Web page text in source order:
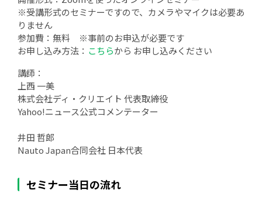
※受講形式のセミナーですので、カメラやマイクは必要あ
りません
参加費：無料 ※事前のお申込が必要です
お申し込み方法： こちらから お申し込みください
講師：
上西 一美
株式会社ディ・クリエイト 代表取締役
Yahoo!ニュース公式コメンテーター
井田 哲郎
Nauto Japan合同会社 日本代表
セミナー当日の流れ